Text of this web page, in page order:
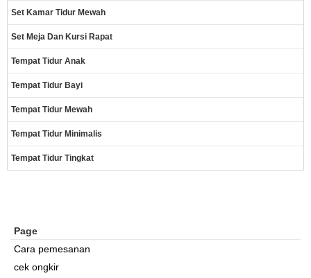
Set Kamar Tidur Mewah
Set Meja Dan Kursi Rapat
Tempat Tidur Anak
Tempat Tidur Bayi
Tempat Tidur Mewah
Tempat Tidur Minimalis
Tempat Tidur Tingkat
Page
Cara pemesanan
cek ongkir